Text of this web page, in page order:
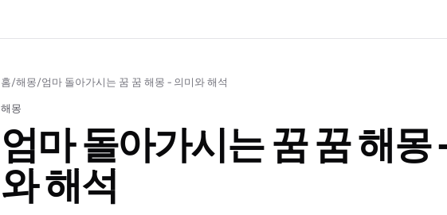
홈/해몽/엄마 돌아가시는 꿈 꿈 해몽 - 의미와 해석
해몽
엄마 돌아가시는 꿈 꿈 해몽
와 해석